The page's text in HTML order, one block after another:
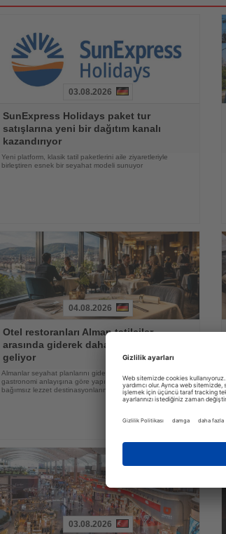
Oku
03.08.2026
SunExpress Holidays paket tur
satışlarına yeni bir dağıtım kanalı
kazandırıyor
Yeni platform, klasik tatil paketlerini aile ziyaretleriyle
birleştiren esnek bir seyahat modeli sunuyor
Oku
04.08.2026
Otel restoranları Alman tatilciler
arasında giderek daha popüler hale
geliyor
Almanlar seyahat planlarını giderek daha fazla otellerin
gastronomi anlayışına göre yapıyor, otel restoranları ise
bağımsız lezzet destinasyonlarına dönüşüyor
03.08.2026